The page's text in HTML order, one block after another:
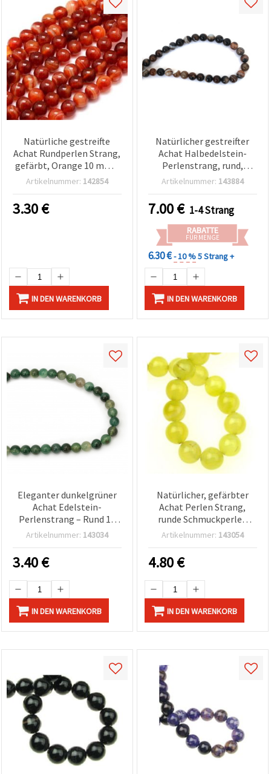
Natürliche gestreifte
Achat Rundperlen Strang,
gefärbt, Orange 10 mm ~
38 Stk.
Artikelnummer: 142854
3.30€
IN DEN WARENKORB
Natürlicher gestreifter
Achat Halbedelstein-
Perlenstrang, rund,
braun, A-Qualität, 10 mm,
Artikelnummer: 143884
7.00€ 1-4 Strang
RABATTE
FÜR MENGE
6.30 €- 10 %5 Strang +
IN DEN WARENKORB
Eleganter dunkelgrüner
Achat Edelstein-
Perlenstrang – Rund 10
mm, ca. 37 Stk. für
Schmuck zum Basteln
Artikelnummer: 143034
3.40€
IN DEN WARENKORB
Natürlicher, gefärbter
Achat Perlen Strang,
runde Schmuckperlen
Gelb 10mm, ca. 38 Stück
Artikelnummer: 143054
4.80€
IN DEN WARENKORB